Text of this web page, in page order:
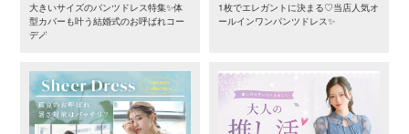
大きいサイズのパンツドレス特集✨体
型カバーも叶う結婚式のお呼ばれコー
デ🪄
1枚でエレガントに決まる♡当店人気オ
ールインワンパンツドレス✨